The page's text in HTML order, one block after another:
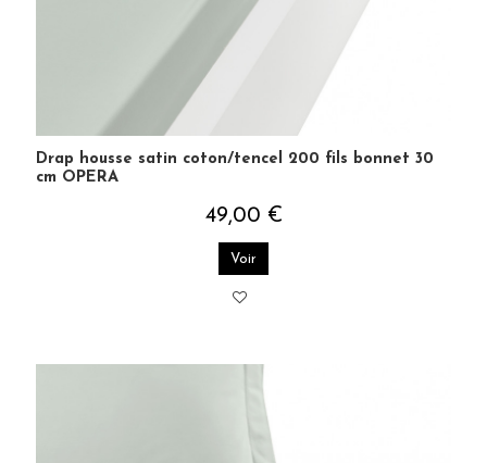
Drap housse satin coton/tencel 200 fils bonnet 30
cm OPERA
49,00 €
Voir